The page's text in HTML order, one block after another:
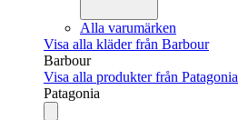
Alla varumärken
Visa alla kläder från Barbour
Barbour
Visa alla produkter från Patagonia
Patagonia